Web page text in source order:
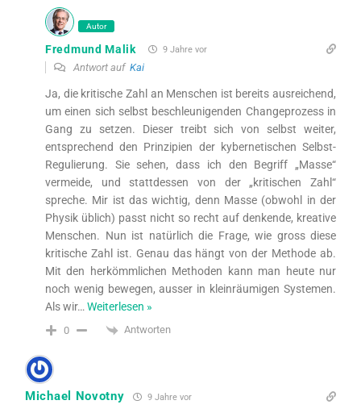
Autor
Fredmund Malik 9 Jahre vor
Antwort auf Kai
Ja, die kritische Zahl an Menschen ist bereits ausreichend,
um einen sich selbst beschleunigenden Changeprozess in
Gang zu setzen. Dieser treibt sich von selbst weiter,
entsprechend den Prinzipien der kybernetischen Selbst-
Regulierung. Sie sehen, dass ich den Begriff „Masse“
vermeide, und stattdessen von der „kritischen Zahl“
spreche. Mir ist das wichtig, denn Masse (obwohl in der
Physik üblich) passt nicht so recht auf denkende, kreative
Menschen. Nun ist natürlich die Frage, wie gross diese
kritische Zahl ist. Genau das hängt von der Methode ab.
Mit den herkömmlichen Methoden kann man heute nur
noch wenig bewegen, ausser in kleinräumigen Systemen.
Als wir…Weiterlesen »
0 Antworten
Michael Novotny 9 Jahre vor